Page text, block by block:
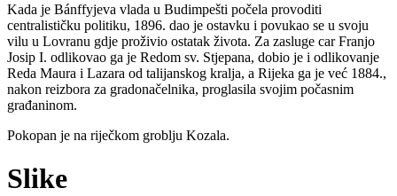
Kada je Bánffyjeva vlada u Budimpešti počela provoditi
centralističku politiku, 1896. dao je ostavku i povukao se u svoju
vilu u Lovranu gdje proživio ostatak života. Za zasluge car Franjo
Josip I. odlikovao ga je Redom sv. Stjepana, dobio je i odlikovanje
Reda Maura i Lazara od talijanskog kralja, a Rijeka ga je već 1884.,
nakon reizbora za gradonačelnika, proglasila svojim počasnim
građaninom.
Pokopan je na riječkom groblju Kozala.
Slike